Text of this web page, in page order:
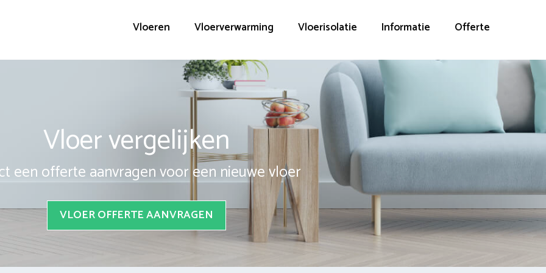
Vloeren Vloerverwarming Vloerisolatie Informatie Offerte
Vloer vergelijken
een offerte aanvragen voor een nieuwe vloer
VLOER OFFERTE AANVRAGEN